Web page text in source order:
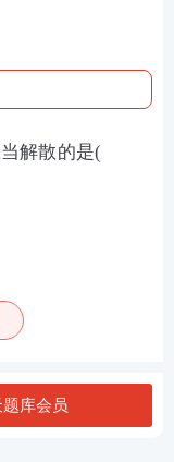
当解散的是(
库会员